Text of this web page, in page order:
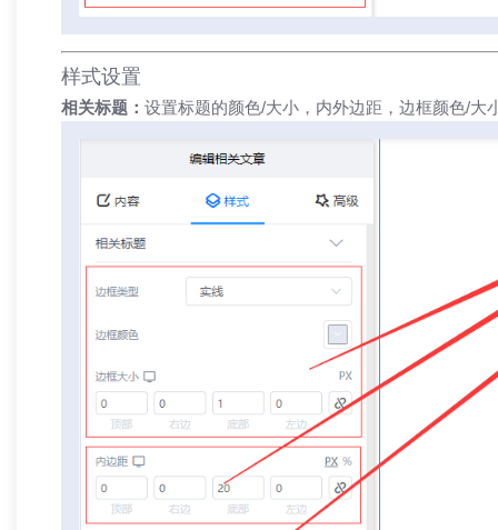
样式设置
相关标题： 设置标题的颜色/大小，内外边距，边框颜色/大